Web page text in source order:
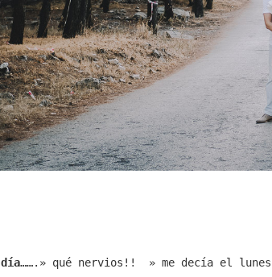
día…….» qué nervios!! » me decía el lunes